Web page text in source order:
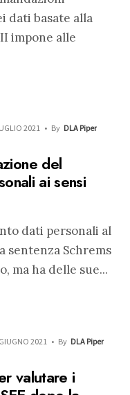
dati basate alla
impone alle
2021 • By DLA Piper
del
ai sensi
dati personali al
sentenza Schrems
ma ha delle sue...
2021 • By DLA Piper
valutare i